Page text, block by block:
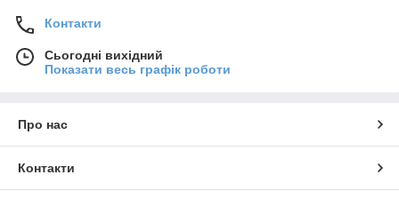
Контакти
Сьогодні вихідний
Показати весь графік роботи
Про нас
Контакти